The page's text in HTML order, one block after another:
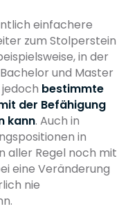
einfachere
zum Stolperstein
in der
und Master
bestimmte
der Befähigung
kann. Auch in
in
aller Regel noch mit
eine Veränderung
nie